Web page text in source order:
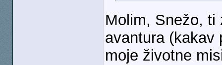
Molim, Snežo, ti
avantura
moje životne